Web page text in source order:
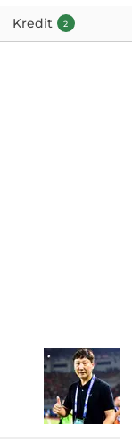
Kredit 2